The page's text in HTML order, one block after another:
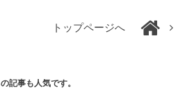
トップページへ
記事も人気です。